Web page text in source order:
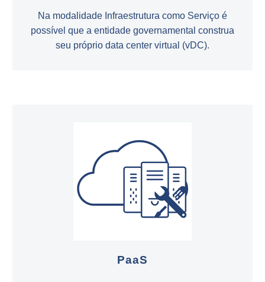
Na modalidade Infraestrutura como Serviço é
possível que a entidade governamental construa
seu próprio data center virtual (vDC).
PaaS